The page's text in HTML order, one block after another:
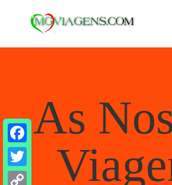
As
Facebook
Twitter